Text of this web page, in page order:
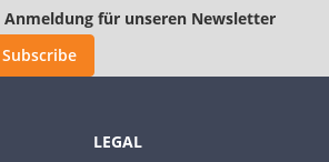
Anmeldung für unseren Newsletter
Subscribe
LEGAL